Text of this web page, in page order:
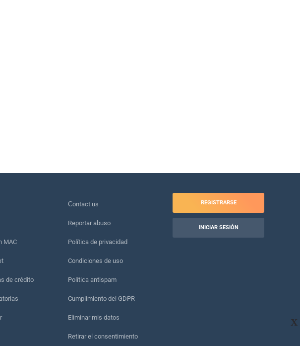
X
MAC
de crédito
Сontact us
Reportar abuso
Política de privacidad
Condiciones de uso
Política antispam
Cumplimiento del GDPR
Eliminar mis datos
Retirar el consentimiento
REGISTRARSE
INICIAR SESIÓN